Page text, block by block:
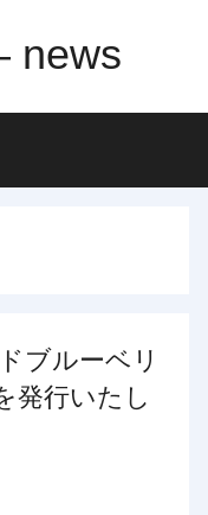
news
ブルーベリ
発行いたし